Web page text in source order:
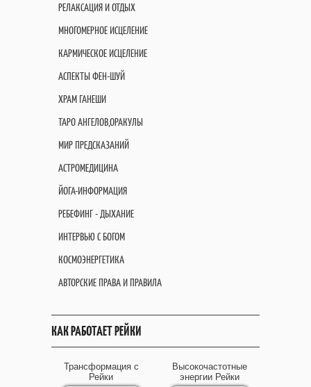
РЕЛАКСАЦИЯ И ОТДЫХ
МНОГОМЕРНОЕ ИСЦЕЛЕНИЕ
КАРМИЧЕСКОЕ ИСЦЕЛЕНИЕ
АСПЕКТЫ ФЕН-ШУЙ
ХРАМ ГАНЕШИ
ТАРО АНГЕЛОВ,ОРАКУЛЫ
МИР ПРЕДСКАЗАНИЙ
АСТРОМЕДИЦИНА
ЙОГА-ИНФОРМАЦИЯ
РЕБЕФИНГ - ДЫХАНИЕ
ИНТЕРВЬЮ С БОГОМ
КОСМОЭНЕРГЕТИКА
АВТОРСКИЕ ПРАВА И ПРАВИЛА
КАК РАБОТАЕТ РЕЙКИ
Трансформация с
Рейки
Высокочастотные
энергии Рейки